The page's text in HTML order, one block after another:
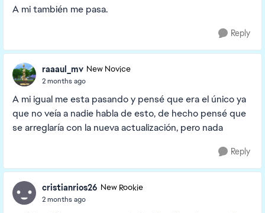
A mi también me pasa.
Reply
raaaul_mv New Novice
2 months ago
A mi igual me esta pasando y pensé que era el único ya
que no veía a nadie habla de esto, de hecho pensé que
se arreglaría con la nueva actualización, pero nada
Reply
cristianrios26 New Rookie
2 months ago